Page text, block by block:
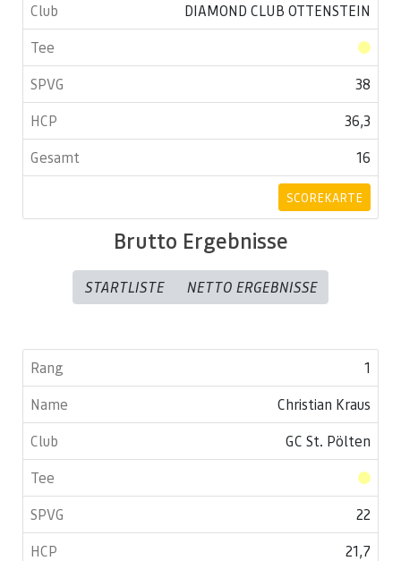
DIAMOND CLUB OTTENSTEIN
38
36,3
16
SCOREKARTE
Brutto Ergebnisse
STARTLISTE NETTO ERGEBNISSE
1
Christian Kraus
GC St. Pölten
22
21,7